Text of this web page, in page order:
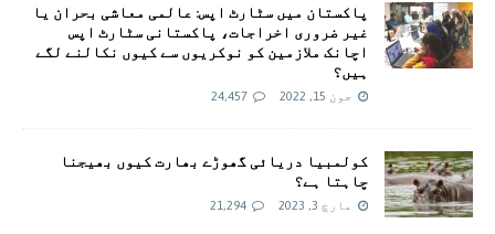
پاکستان میں سٹارٹ اپس: عالمی معاشی بحران یا
غیر ضروری اخراجات، پاکستانی سٹارٹ اپس
اچانک ملازمین کو نوکریوں سے کیوں نکالنے لگے
ہیں؟
جون 15, 2022 24,457
کولمبیا دریائی گھوڑے بھارت کیوں بھیجنا
چاہتا ہے؟
مارچ 3, 2023 21,294